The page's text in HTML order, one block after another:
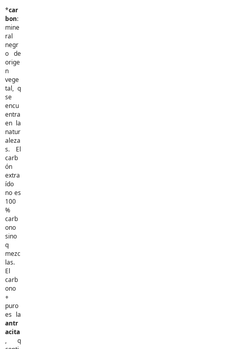
*car
bon:
mine
ral
negr
o de
orige
n
vege
tal, q
se
encu
entra
en la
natur
aleza
s. El
carb
ón
extra
ído
no es
100
%
carb
ono
sino
q
mezc
las.
El
carb
ono
+
puro
es la
antr
acita
, q